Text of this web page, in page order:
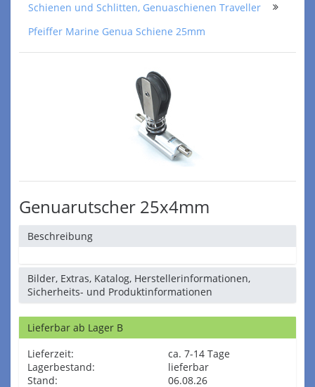
Schienen und Schlitten, Genuaschienen Traveller
Pfeiffer Marine Genua Schiene 25mm
Genuarutscher 25x4mm
Beschreibung
Bilder, Extras, Katalog, Herstellerinformationen,
Sicherheits- und Produktinformationen
Lieferbar ab Lager B
Lieferzeit:
ca. 7-14 Tage
Lagerbestand:
lieferbar
Stand:
06.08.26